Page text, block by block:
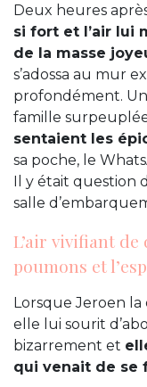
Deux heures
si fort et l’air lui
de la masse
s’adossa au mur
profondément.
famille
sentaient les
sa poche, le
Il y était question
salle
L’air vivifiant
poumons et
Lorsque Jeroen la
elle lui sourit
bizarrement et
qui venait de se